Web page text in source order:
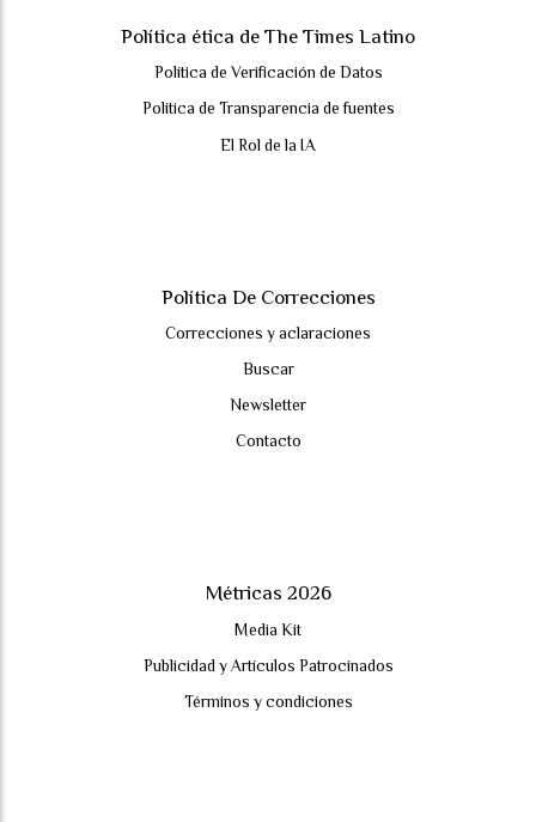
Política ética de The Times Latino
Política de Verificación de Datos
Política de Transparencia de fuentes
El Rol de la IA
Política De Correcciones
Correcciones y aclaraciones
Buscar
Newsletter
Contacto
Métricas 2026
Media Kit
Publicidad y Artículos Patrocinados
Términos y condiciones